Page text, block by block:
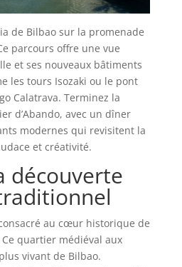
de Bilbao sur la promenade
parcours offre une vue
et ses nouveaux bâtiments
les tours Isozaki ou le pont
Calatrava. Terminez la
d’Abando, avec un dîner
modernes qui revisitent la
et créativité.
découverte
au cœur historique de
Ce quartier médiéval aux
vivant de Bilbao.